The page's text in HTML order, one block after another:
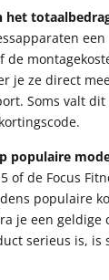
het
een
de
je ze direct
Soms valt
populaire
of de Focus
populaire
je een geldige
serieus is, is